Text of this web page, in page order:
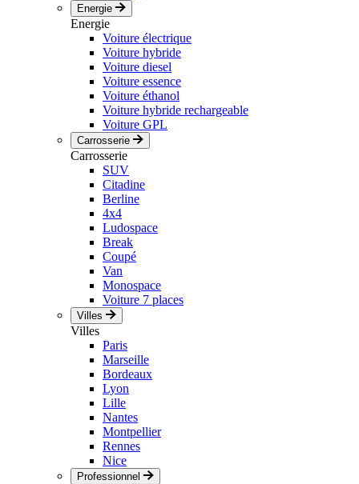
Energie
Energie
Voiture électrique
Voiture hybride
Voiture diesel
Voiture essence
Voiture éthanol
Voiture hybride rechargeable
Voiture GPL
Carrosserie
Carrosserie
SUV
Citadine
Berline
4x4
Ludospace
Break
Coupé
Van
Monospace
Voiture 7 places
Villes
Villes
Paris
Marseille
Bordeaux
Lyon
Lille
Nantes
Montpellier
Rennes
Nice
Professionnel